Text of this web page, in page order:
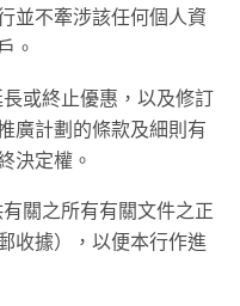
並不牽涉該任何個人資
。
或終止優惠，以及修訂
廣計劃的條款及細則有
決定權。
關之所有有關文件之正
收據），以便本行作進